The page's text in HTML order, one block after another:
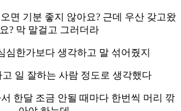
면 기분 좋지 않아요? 근데 우산 갖고왔
? 막 말걸고 그러더라
심한가보다 생각하고 말 섞어줬지
일 잘하는 사람 정도로 생각했다
한달 조금 안될 때마다 한번씩 머리 깎